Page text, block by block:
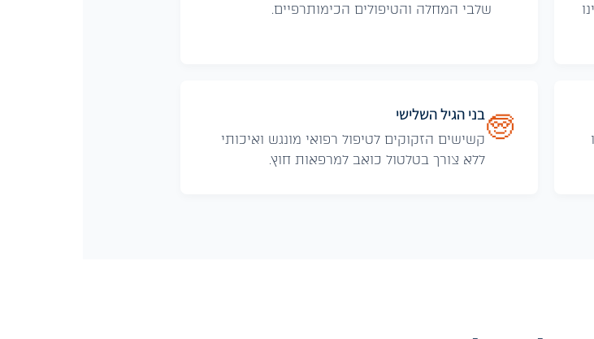
שלבי המחלה והטיפולים הכימותרפיים.
🧓בני הגיל השלישי
קשישים הזקוקים לטיפול רפואי מונגש ואיכותי
ללא צורך בטלטול כואב למרפאות חוץ.